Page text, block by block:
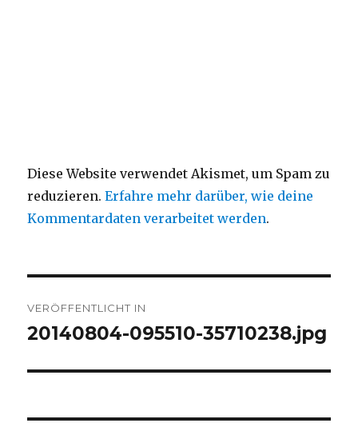
Diese Website verwendet Akismet, um Spam zu
reduzieren.Erfahre mehr darüber, wie deine
Kommentardaten verarbeitet werden.
VERÖFFENTLICHT IN
20140804-095510-35710238.jpg